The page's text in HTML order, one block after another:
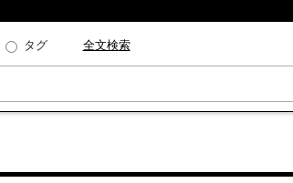
タグ 全文検索